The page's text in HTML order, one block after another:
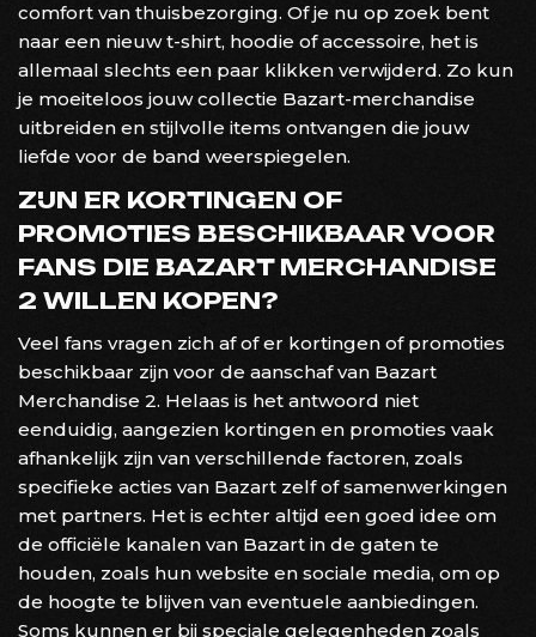
comfort van thuisbezorging. Of je nu op zoek bent
naar een nieuw t-shirt, hoodie of accessoire, het is
allemaal slechts een paar klikken verwijderd. Zo kun
je moeiteloos jouw collectie Bazart-merchandise
uitbreiden en stijlvolle items ontvangen die jouw
liefde voor de band weerspiegelen.
ZIJN ER KORTINGEN OF
PROMOTIES BESCHIKBAAR VOOR
FANS DIE BAZART MERCHANDISE
2 WILLEN KOPEN?
Veel fans vragen zich af of er kortingen of promoties
beschikbaar zijn voor de aanschaf van Bazart
Merchandise 2. Helaas is het antwoord niet
eenduidig, aangezien kortingen en promoties vaak
afhankelijk zijn van verschillende factoren, zoals
specifieke acties van Bazart zelf of samenwerkingen
met partners. Het is echter altijd een goed idee om
de officiële kanalen van Bazart in de gaten te
houden, zoals hun website en sociale media, om op
de hoogte te blijven van eventuele aanbiedingen.
Soms kunnen er bij speciale gelegenheden zoals